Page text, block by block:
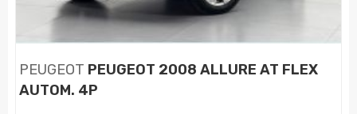
PEUGEOT PEUGEOT 2008 ALLURE AT FLEX
AUTOM. 4P